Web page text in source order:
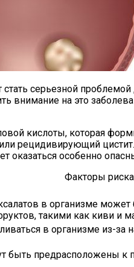
серьезной
внимание на это
кислоты, которая
рецидивирующий
оказаться особенно
Факторы
в организме может
такими как киви и
в организме из-
быть предрасположены к